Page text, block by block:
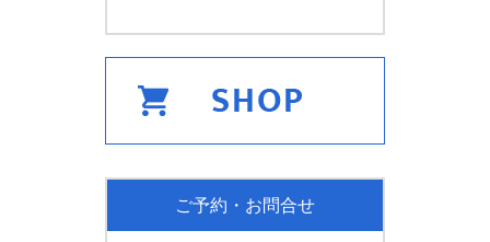
ご予約・お問合せ